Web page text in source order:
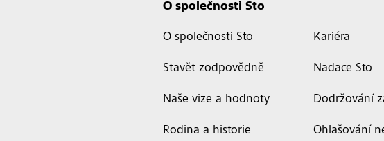
O společnosti Sto
O společnosti Sto
Stavět zodpovědně
Naše vize a hodnoty
Rodina a historie
Kariéra
Nadace Sto
Dodržování
Ohlašování